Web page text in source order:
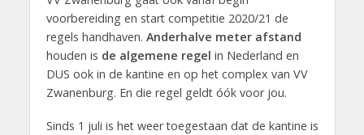
voorbereiding en start competitie 2020/21 de
regels handhaven. Anderhalve meter afstand
houden is de algemene regel in Nederland en
DUS ook in de kantine en op het complex van VV
Zwanenburg. En die regel geldt óók voor jou.
Sinds 1 juli is het weer toegestaan dat de kantine is